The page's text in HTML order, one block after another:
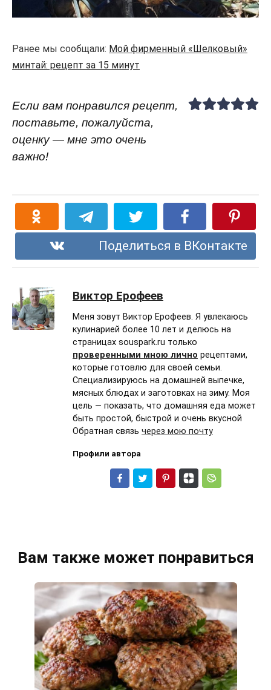
Ранее мы сообщали: Мой фирменный «Шелковый»
минтай: рецепт за 15 минут
Если вам понравился рецепт,
поставьте, пожалуйста,
оценку — мне это очень
важно!
Поделиться в ВКонтакте
Виктор Ерофеев
Меня зовут Виктор Ерофеев. Я увлекаюсь
кулинарией более 10 лет и делюсь на
страницах souspark.ru только
проверенными мною лично рецептами,
которые готовлю для своей семьи.
Специализируюсь на домашней выпечке,
мясных блюдах и заготовках на зиму. Моя
цель — показать, что домашняя еда может
быть простой, быстрой и очень вкусной
Обратная связь через мою почту
Профили автора
Вам также может понравиться